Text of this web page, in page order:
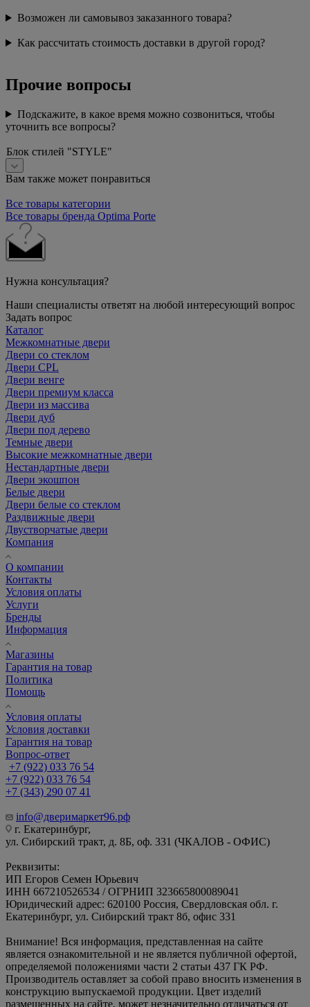
Возможен ли самовывоз заказанного товара?
Как рассчитать стоимость доставки в другой город?
Прочие вопросы
Подскажите, в какое время можно созвониться, чтобы
уточнить все вопросы?
Блок стилей "STYLE"
Вам также может понравиться
Все товары категории
Все товары бренда Optima Porte
Нужна консультация?
Наши специалисты ответят на любой интересующий вопрос
Задать вопрос
Каталог
Межкомнатные двери
Двери со стеклом
Двери CPL
Двери венге
Двери премиум класса
Двери из массива
Двери дуб
Двери под дерево
Темные двери
Высокие межкомнатные двери
Нестандартные двери
Двери экошпон
Белые двери
Двери белые со стеклом
Раздвижные двери
Двустворчатые двери
Компания
О компании
Контакты
Условия оплаты
Услуги
Бренды
Информация
Магазины
Гарантия на товар
Политика
Помощь
Условия оплаты
Условия доставки
Гарантия на товар
Вопрос-ответ
+7 (922) 033 76 54
+7 (922) 033 76 54
+7 (343) 290 07 41
info@дверимаркет96.рф
г. Екатеринбург,
ул. Сибирский тракт, д. 8Б, оф. 331 (ЧКАЛОВ - ОФИС)
Реквизиты:
ИП Егоров Семен Юрьевич
ИНН 667210526534 / ОГРНИП 323665800089041
Юридический адрес: 620100 Россия, Свердловская обл. г.
Екатеринбург, ул. Сибирский тракт 8б, офис 331
Внимание! Вся информация, представленная на сайте
является ознакомительной и не является публичной офертой,
определяемой положениями части 2 статьи 437 ГК РФ.
Производитель оставляет за собой право вносить изменения в
конструкцию выпускаемой продукции. Цвет изделий
размещенных на сайте, может незначительно отличаться от